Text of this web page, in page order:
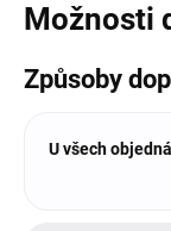
Možnosti
Způsoby
U všech